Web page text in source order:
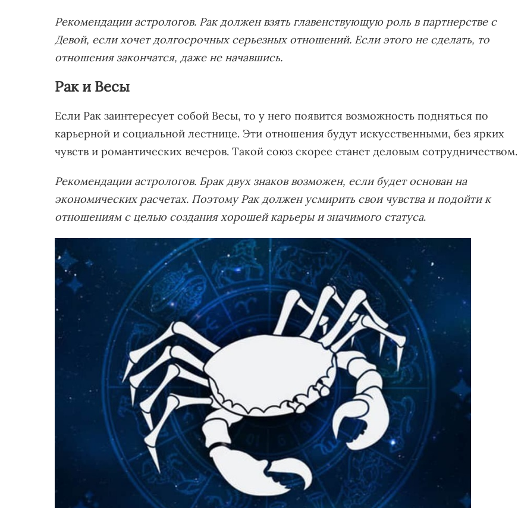
Рекомендации астрологов. Рак должен взять главенствующую роль в партнерстве с
Девой, если хочет долгосрочных серьезных отношений. Если этого не сделать, то
отношения закончатся, даже не начавшись.
Рак и Весы
Если Рак заинтересует собой Весы, то у него появится возможность подняться по
карьерной и социальной лестнице. Эти отношения будут искусственными, без ярких
чувств и романтических вечеров. Такой союз скорее станет деловым сотрудничеством.
Рекомендации астрологов. Брак двух знаков возможен, если будет основан на
экономических расчетах. Поэтому Рак должен усмирить свои чувства и подойти к
отношениям с целью создания хорошей карьеры и значимого статуса.